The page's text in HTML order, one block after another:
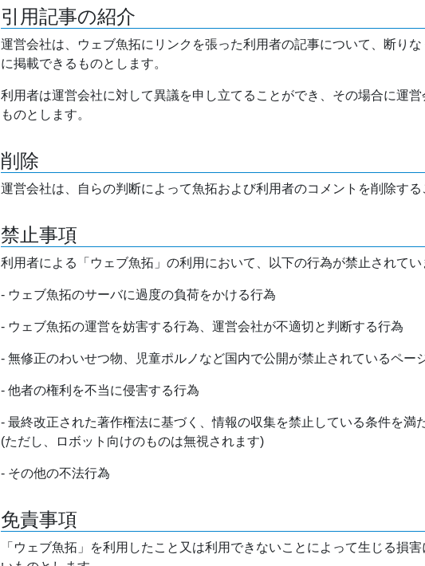
引用記事の紹介
運営会社は、ウェブ魚拓にリンクを張った利用者の記事について、断り
に掲載できるものとします。
利用者は運営会社に対して異議を申し立てることができ、その場合に運
ものとします。
削除
運営会社は、自らの判断によって魚拓および利用者のコメントを削除する
禁止事項
利用者による「ウェブ魚拓」の利用において、以下の行為が禁止されてい
- ウェブ魚拓のサーバに過度の負荷をかける行為
- ウェブ魚拓の運営を妨害する行為、運営会社が不適切と判断する行為
- 無修正のわいせつ物、児童ポルノなど国内で公開が禁止されているペー
- 他者の権利を不当に侵害する行為
- 最終改正された著作権法に基づく、情報の収集を禁止している条件を満
(ただし、ロボット向けのものは無視されます)
- その他の不法行為
免責事項
「ウェブ魚拓」を利用したこと又は利用できないことによって生じる損